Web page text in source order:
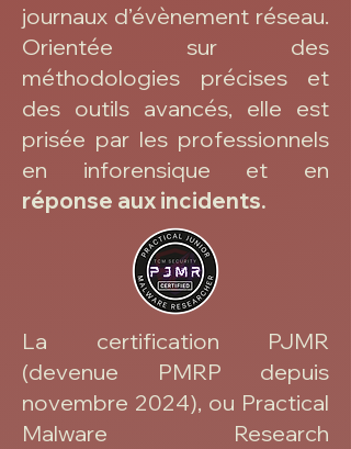
journaux d’évènement réseau.
Orientée sur des
méthodologies précises et
des outils avancés, elle est
prisée par les professionnels
en inforensique et en
réponse aux incidents.
La certification PJMR
(devenue PMRP depuis
novembre 2024), ou Practical
Malware Research